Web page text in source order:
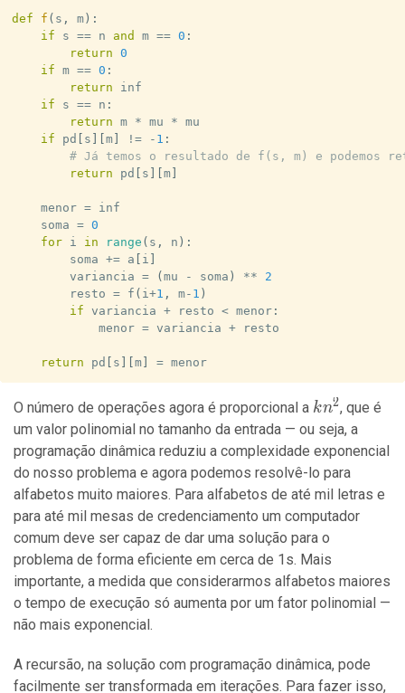
def f ( s , m) :
if s == n and m == 0 :
return 0
if m == 0 :
return inf
if s == n :
return m * mu * mu
if pd s m] != - 1 :
# Já temos o resultado de f(s, m) e podemos
return pd s m]
    menor
= inf
    soma
= 0
for i in range ( s , n ) :
        soma
+= a i
        variancia
= ( mu - soma ) **
2
        resto
= f ( i+1 , m- 1 )
if variancia + resto < menor:
            menor
= variancia + resto
return pd s m] = menor
O número de operações agora é proporcional a kn^2
kn2, que é
um valor polinomial no tamanho da entrada — ou seja, a
programação dinâmica reduziu a complexidade exponencial
do nosso problema e agora podemos resolvê-lo para
alfabetos muito maiores. Para alfabetos de até mil letras e
para até mil mesas de credenciamento um computador
comum deve ser capaz de dar uma solução para o
problema de forma eficiente em cerca de 1s. Mais
importante, a medida que considerarmos alfabetos maiores
o tempo de execução só aumenta por um fator polinomial —
não mais exponencial.
A recursão, na solução com programação dinâmica, pode
facilmente ser transformada em iterações. Para fazer isso,